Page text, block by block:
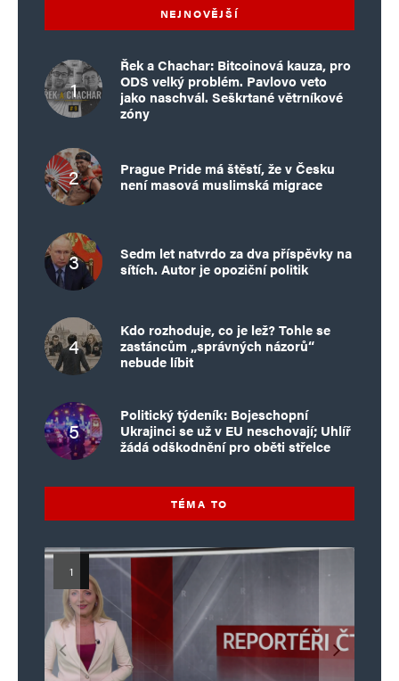
NEJNOVĚJŠÍ
Řek a Chachar: Bitcoinová kauza, pro
ODS velký problém. Pavlovo veto
jako naschvál. Seškrtané větrníkové
zóny
Prague Pride má štěstí, že v Česku
není masová muslimská migrace
Sedm let natvrdo za dva příspěvky na
sítích. Autor je opoziční politik
Kdo rozhoduje, co je lež? Tohle se
zastáncům „správných názorů“
nebude líbit
Politický týdeník: Bojeschopní
Ukrajinci se už v EU neschovají; Uhlíř
žádá odškodnění pro oběti střelce
TÉMA TO
Islamistický teror v EU, 6. díl:
Brutální poprava 85letého
Islamistický teror v EU, 5. díl:
Mýty o Václavu Klausovi:
Pivo, jazz, hádky, loajalita
Vymíráme a politici lžou:
porodnost nezachrání